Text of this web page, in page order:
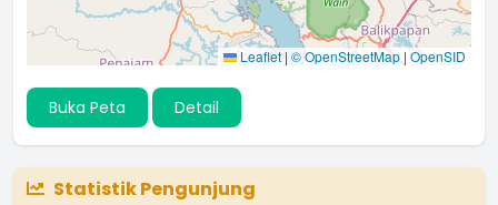
Leaflet | © OpenStreetMap| OpenSID
Buka Peta Detail
Statistik Pengunjung